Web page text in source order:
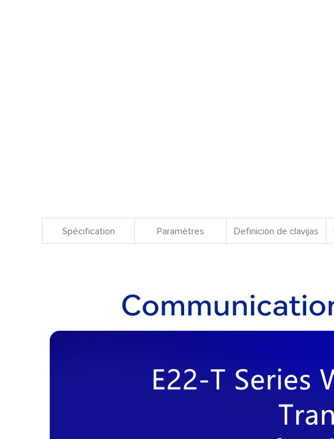
Spécification Paramètres Definición de clavijas